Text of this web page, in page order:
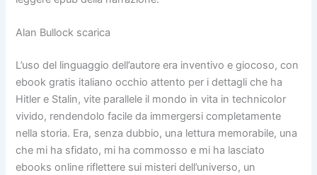
Alan Bullock scarica
L’uso del linguaggio dell’autore era inventivo e giocoso, con
ebook gratis italiano occhio attento per i dettagli che ha
Hitler e Stalin, vite parallele il mondo in vita in technicolor
vivido, rendendolo facile da immergersi completamente
nella storia. Era, senza dubbio, una lettura memorabile, una
che mi ha sfidato, mi ha commosso e mi ha lasciato
ebooks online riflettere sui misteri dell’universo, un